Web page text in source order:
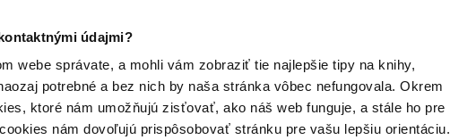
údajmi?
webe správate, a mohli vám zobraziť tie najlepšie tipy na knihy,
potrebné a bez nich by naša stránka vôbec nefungovala. Okrem
ktoré nám umožňujú zisťovať, ako náš web funguje, a stále ho pre
nám dovoľujú prispôsobovať stránku pre vašu lepšiu orientáciu.